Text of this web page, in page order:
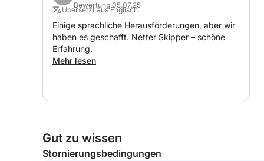
Bewertung 05.07.25
Übersetzt aus Englisch
Einige sprachliche Herausforderungen, aber wir
haben es geschafft. Netter Skipper – schöne
Erfahrung.
Mehr lesen
Gut zu wissen
Stornierungsbedingungen